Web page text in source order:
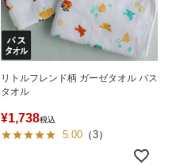
リトルフレンド柄 ガーゼタオル バス
タオル
¥1,738税込
5.00 （3）